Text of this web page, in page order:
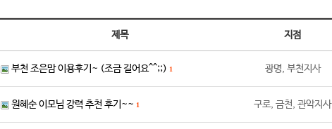
제목 지점
부천 조은맘 이용후기~ (조금 길어요^^;;) 1 광명, 부천지사
원혜순 이모님 강력 추천 후기~~ 1 구로, 금천, 관악지사